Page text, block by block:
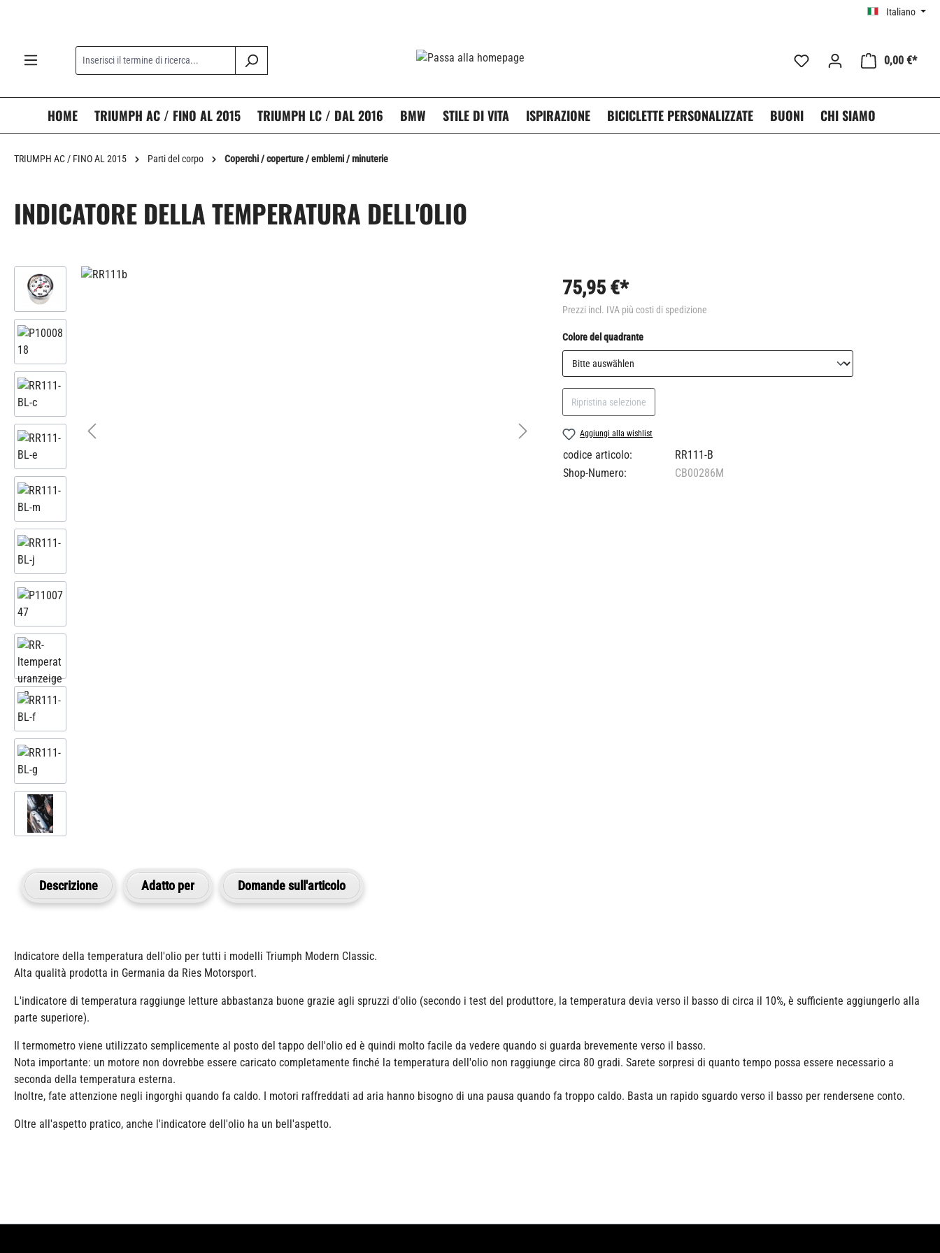
Italiano
0,00 €*
HOME TRIUMPH AC / FINO AL 2015 TRIUMPH LC / DAL 2016 BMW STILE DI VITA ISPIRAZIONE BICICLETTE PERSONALIZZATE BUONI CHI SIAMO
TRIUMPH AC / FINO AL 2015 Parti del corpo Coperchi / coperture / emblemi / minuterie
INDICATORE DELLA TEMPERATURA DELL'OLIO
Salta la galleria di immagini
75,95 €*
Prezzi incl. IVA più costi di spedizione
Seleziona
Colore del quadrante
Ripristina selezione
Aggiungi alla wishlist
codice articolo:
RR111-B
Shop-Numero:
CB00286M
Descrizione Adatto per Domande sull'articolo
Indicatore della temperatura dell'olio per tutti i modelli Triumph Modern Classic.
Alta qualità prodotta in Germania da Ries Motorsport.
L'indicatore di temperatura raggiunge letture abbastanza buone grazie agli spruzzi d'olio (secondo i test del produttore, la temperatura devia verso il basso di circa il 10%, è sufficiente aggiungerlo alla
parte superiore).
Il termometro viene utilizzato semplicemente al posto del tappo dell'olio ed è quindi molto facile da vedere quando si guarda brevemente verso il basso.
Nota importante: un motore non dovrebbe essere caricato completamente finché la temperatura dell'olio non raggiunge circa 80 gradi. Sarete sorpresi di quanto tempo possa essere necessario a
seconda della temperatura esterna.
Inoltre, fate attenzione negli ingorghi quando fa caldo. I motori raffreddati ad aria hanno bisogno di una pausa quando fa troppo caldo. Basta un rapido sguardo verso il basso per rendersene conto.
Oltre all'aspetto pratico, anche l'indicatore dell'olio ha un bell'aspetto.